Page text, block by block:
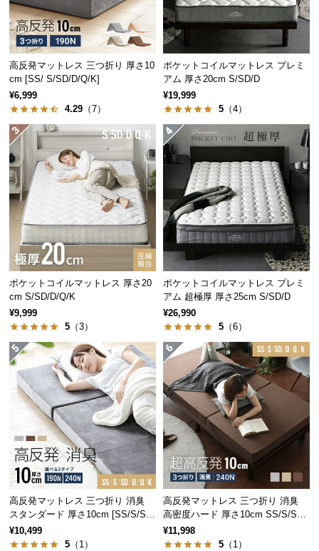
つ
い
て
保
証
に
つ
会
員
規
約
に
つ
い
て
お
ト
お
知
ら
高反発マットレス 三つ折り 厚さ10
cm [SS/ S/SD/D/Q/K]
¥6,999
4.29 （7）
ポケットコイルマットレス プレミ
アム 厚さ20cm S/SD/D
¥19,999
5 （4）
ポケットコイルマットレス 厚さ20
cm S/SD/D/Q/K
¥9,999
5 （3）
ポケットコイルマットレス プレミ
アム 超極厚 厚さ25cm S/SD/D
¥26,990
5 （6）
高反発マットレス 三つ折り 消臭
スタンダード 厚さ10cm [SS/S/SD/
D/Q/K]
¥10,499
5 （1）
高反発マットレス 三つ折り 消臭
高密度ハード 厚さ10cm SS/S/SD/
D/Q/K
¥11,998
5 （1）